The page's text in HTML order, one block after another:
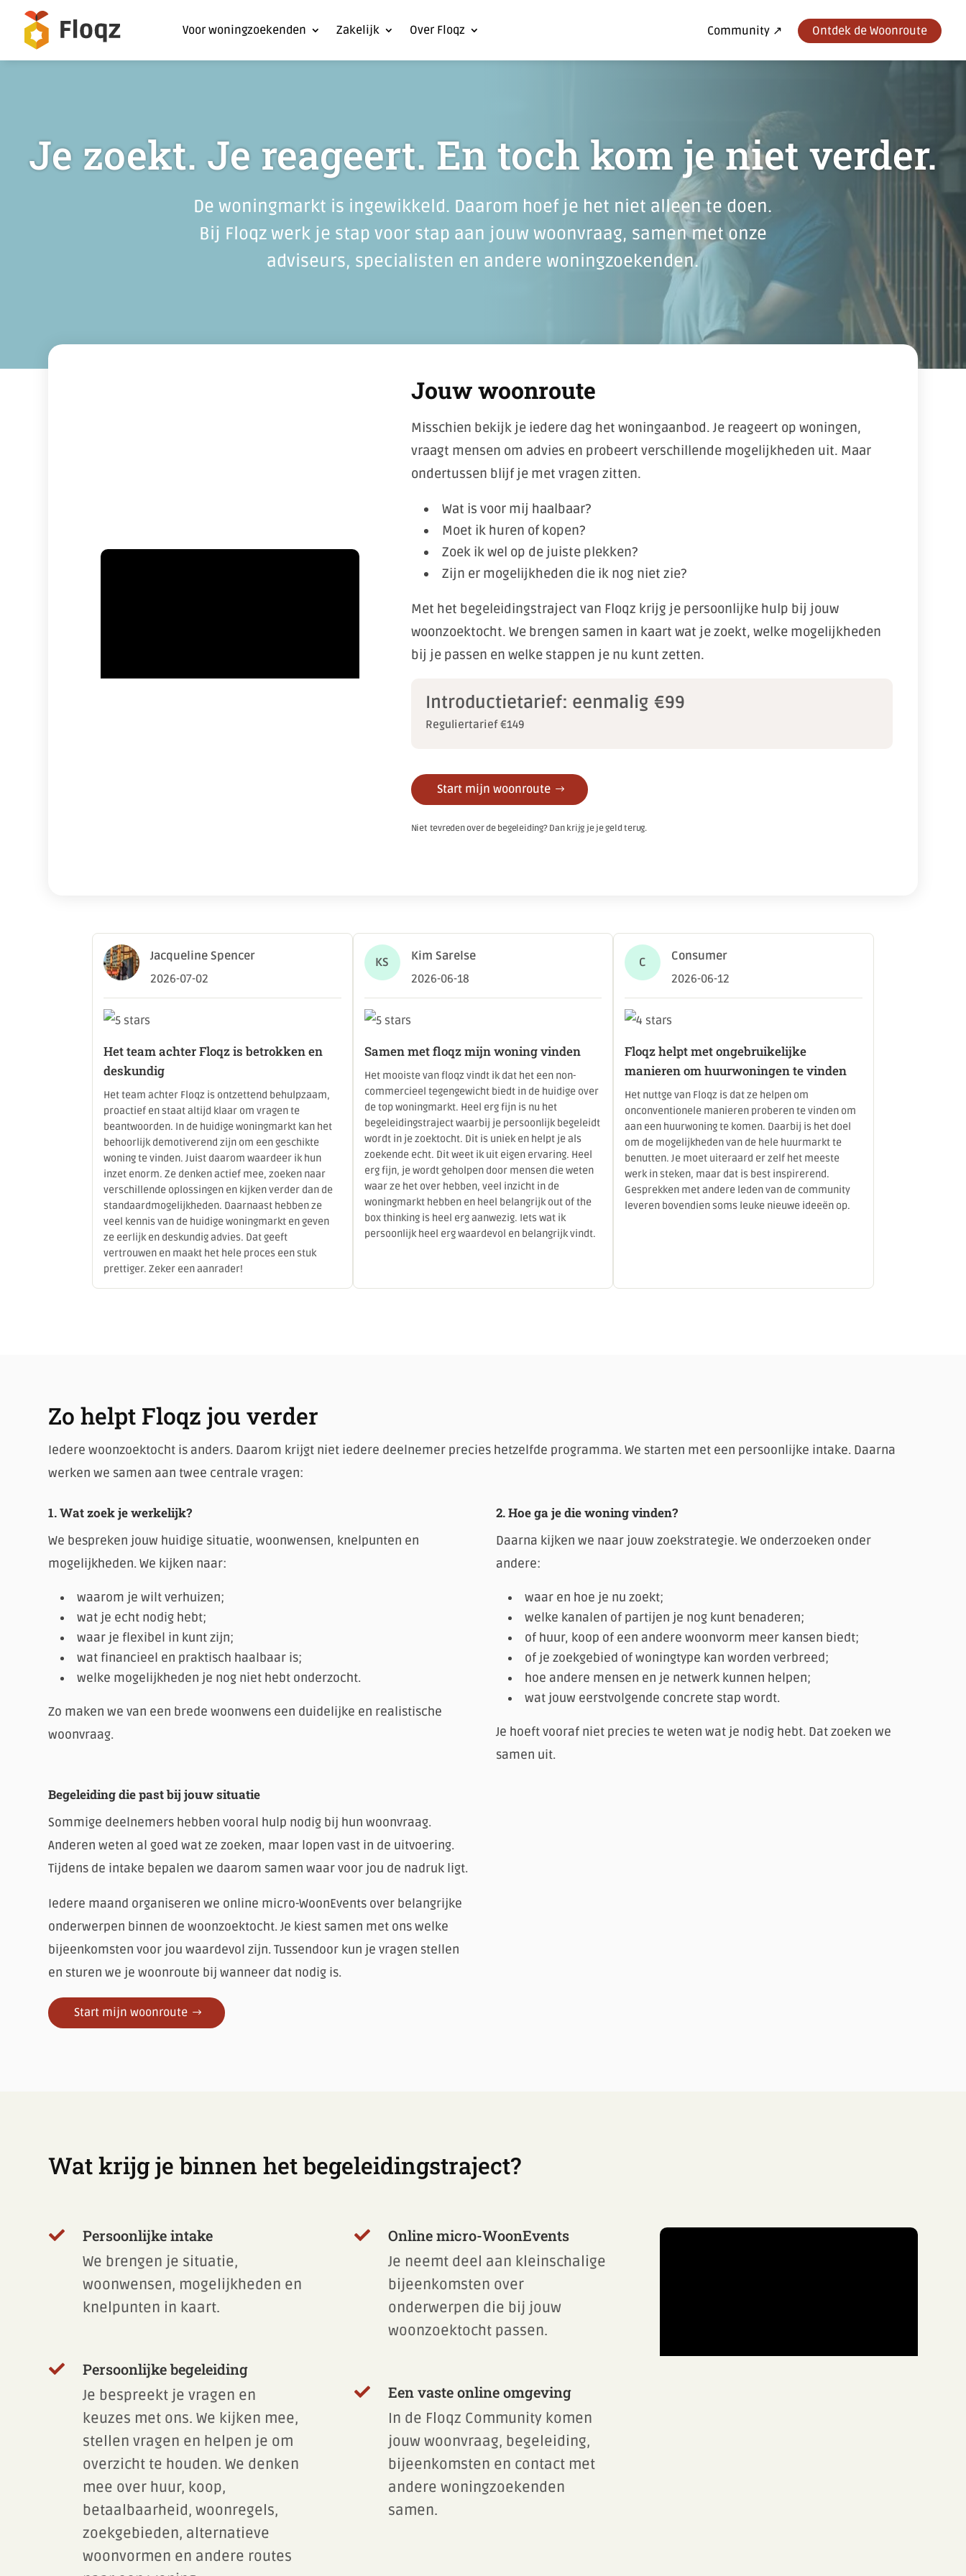
Voor woningzoekenden Zakelijk Over Floqz Community ↗ Ontdek de Woonroute
Je zoekt. Je reageert. En toch kom je niet verder.
De woningmarkt is ingewikkeld. Daarom hoef je het niet alleen te doen.
Bij Floqz werk je stap voor stap aan jouw woonvraag, samen met onze
adviseurs, specialisten en andere woningzoekenden.
Jouw woonroute
Misschien bekijk je iedere dag het woningaanbod. Je reageert op woningen,
vraagt mensen om advies en probeert verschillende mogelijkheden uit. Maar
ondertussen blijf je met vragen zitten.
Wat is voor mij haalbaar?
Moet ik huren of kopen?
Zoek ik wel op de juiste plekken?
Zijn er mogelijkheden die ik nog niet zie?
Met het begeleidingstraject van Floqz krijg je persoonlijke hulp bij jouw
woonzoektocht. We brengen samen in kaart wat je zoekt, welke mogelijkheden
bij je passen en welke stappen je nu kunt zetten.
Introductietarief: eenmalig €99
Reguliertarief €149
Start mijn woonroute
Niet tevreden over de begeleiding? Dan krijg je je geld terug.
Jacqueline Spencer
2026-07-02
Het team achter Floqz is betrokken en
deskundig
Het team achter Floqz is ontzettend behulpzaam,
proactief en staat altijd klaar om vragen te
beantwoorden. In de huidige woningmarkt kan het
behoorlijk demotiverend zijn om een geschikte
woning te vinden. Juist daarom waardeer ik hun
inzet enorm. Ze denken actief mee, zoeken naar
verschillende oplossingen en kijken verder dan de
standaardmogelijkheden. Daarnaast hebben ze
veel kennis van de huidige woningmarkt en geven
ze eerlijk en deskundig advies. Dat geeft
vertrouwen en maakt het hele proces een stuk
prettiger. Zeker een aanrader!
KS
Kim Sarelse
2026-06-18
Samen met floqz mijn woning vinden
Het mooiste van floqz vindt ik dat het een non-
commercieel tegengewicht biedt in de huidige over
de top woningmarkt. Heel erg fijn is nu het
begeleidingstraject waarbij je persoonlijk begeleidt
wordt in je zoektocht. Dit is uniek en helpt je als
zoekende echt. Dit weet ik uit eigen ervaring. Heel
erg fijn, je wordt geholpen door mensen die weten
waar ze het over hebben, veel inzicht in de
woningmarkt hebben en heel belangrijk out of the
box thinking is heel erg aanwezig. Iets wat ik
persoonlijk heel erg waardevol en belangrijk vindt.
C
Consumer
2026-06-12
Floqz helpt met ongebruikelijke
manieren om huurwoningen te vinden
Het nuttge van Floqz is dat ze helpen om
onconventionele manieren proberen te vinden om
aan een huurwoning te komen. Daarbij is het doel
om de mogelijkheden van de hele huurmarkt te
benutten. Je moet uiteraard er zelf het meeste
werk in steken, maar dat is best inspirerend.
Gesprekken met andere leden van de community
leveren bovendien soms leuke nieuwe ideeën op.
Zo helpt Floqz jou verder
Iedere woonzoektocht is anders. Daarom krijgt niet iedere deelnemer precies hetzelfde programma. We starten met een persoonlijke intake. Daarna
werken we samen aan twee centrale vragen:
1. Wat zoek je werkelijk?
We bespreken jouw huidige situatie, woonwensen, knelpunten en
mogelijkheden. We kijken naar:
waarom je wilt verhuizen;
wat je echt nodig hebt;
waar je flexibel in kunt zijn;
wat financieel en praktisch haalbaar is;
welke mogelijkheden je nog niet hebt onderzocht.
Zo maken we van een brede woonwens een duidelijke en realistische
woonvraag.
2. Hoe ga je die woning vinden?
Daarna kijken we naar jouw zoekstrategie. We onderzoeken onder
andere:
waar en hoe je nu zoekt;
welke kanalen of partijen je nog kunt benaderen;
of huur, koop of een andere woonvorm meer kansen biedt;
of je zoekgebied of woningtype kan worden verbreed;
hoe andere mensen en je netwerk kunnen helpen;
wat jouw eerstvolgende concrete stap wordt.
Je hoeft vooraf niet precies te weten wat je nodig hebt. Dat zoeken we
samen uit.
Begeleiding die past bij jouw situatie
Sommige deelnemers hebben vooral hulp nodig bij hun woonvraag.
Anderen weten al goed wat ze zoeken, maar lopen vast in de uitvoering.
Tijdens de intake bepalen we daarom samen waar voor jou de nadruk ligt.
Iedere maand organiseren we online micro-WoonEvents over belangrijke
onderwerpen binnen de woonzoektocht. Je kiest samen met ons welke
bijeenkomsten voor jou waardevol zijn. Tussendoor kun je vragen stellen
en sturen we je woonroute bij wanneer dat nodig is.
Start mijn woonroute
Wat krijg je binnen het begeleidingstraject?
 Persoonlijke intake
We brengen je situatie,
woonwensen, mogelijkheden en
knelpunten in kaart.
 Persoonlijke begeleiding
Je bespreekt je vragen en
keuzes met ons. We kijken mee,
stellen vragen en helpen je om
overzicht te houden. We denken
mee over huur, koop,
betaalbaarheid, woonregels,
zoekgebieden, alternatieve
woonvormen en andere routes
 Online micro-WoonEvents
Je neemt deel aan kleinschalige
bijeenkomsten over
onderwerpen die bij jouw
woonzoektocht passen.
 Een vaste online omgeving
In de Floqz Community komen
jouw woonvraag, begeleiding,
bijeenkomsten en contact met
andere woningzoekenden
samen.